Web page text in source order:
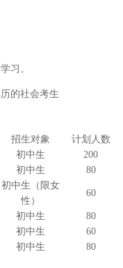
习。
的社会考生
招生对象
计划人数
初中生
200
初中生 80
初中生（限女
性）
60
初中生
80
初中生
60
初中生
80